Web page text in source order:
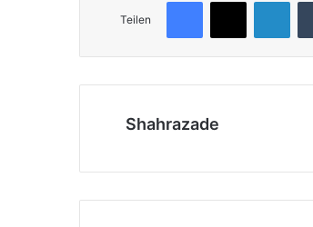
n
b
s
Teilen
Shahrazade